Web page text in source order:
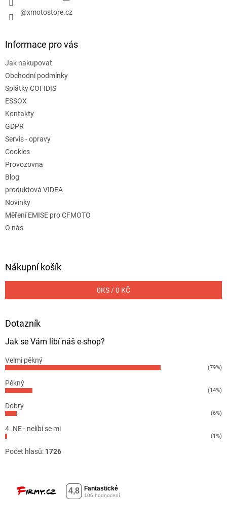
@xmotostore.cz
Informace pro vás
Jak nakupovat
Obchodní podmínky
Splátky COFIDIS
ESSOX
Kontakty
GDPR
Servis - opravy
Cookies
Provozovna
Blog
produktová VIDEA
Novinky
Měření EMISE pro CFMOTO
O nás
Nákupní košík
0KS /0 KČ
Dotazník
Jak se Vám líbí náš e-shop?
Velmi pěkný
(79%)
Pěkný
(14%)
Dobrý
(6%)
4. NE - nelíbí se mi
(1%)
Počet hlasů: 1726